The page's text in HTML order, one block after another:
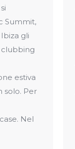
Summit,
gli
clubbing
estiva
solo. Per
Nel